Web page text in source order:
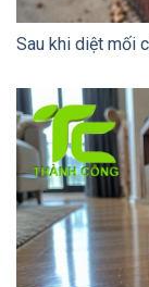
Sau khi diệt mối